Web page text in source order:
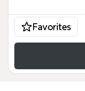
Favorites